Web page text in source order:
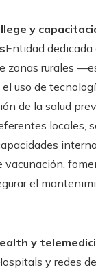
y
Entidad dedicada
zonas rurales
uso de
de la salud
locales,
vacunación,
el
y
y redes